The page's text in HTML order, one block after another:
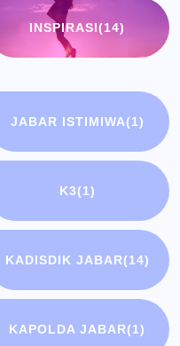
INSPIRASI(14)
JABAR ISTIMIWA(1)
K3(1)
KADISDIK JABAR(14)
KAPOLDA JABAR(1)